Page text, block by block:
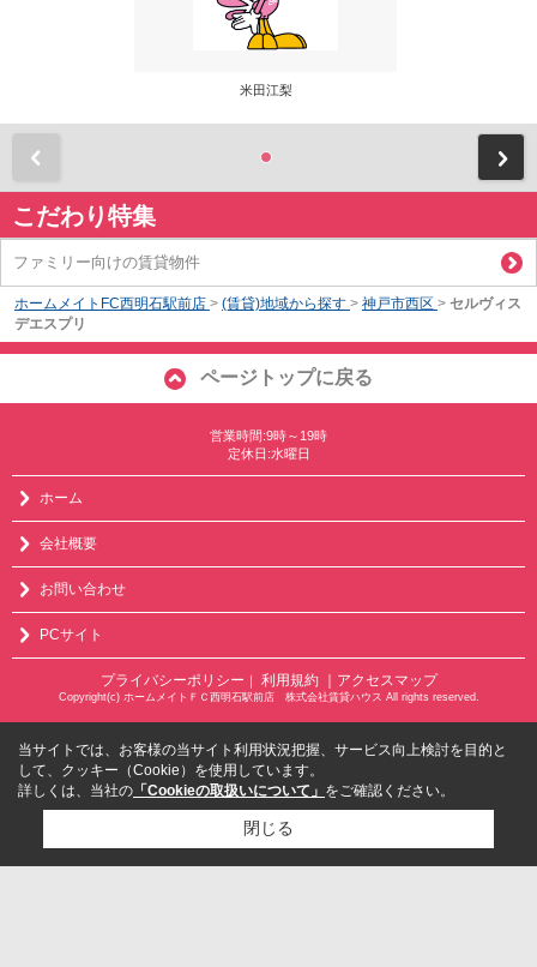
米田江梨
こだわり特集
ファミリー向けの賃貸物件
ホームメイトFC西明石駅前店 > (賃貸)地域から探す > 神戸市西区 > セルヴィス
デエスプリ
ページトップに戻る
営業時間:9時～19時
定休日:水曜日
ホーム
会社概要
お問い合わせ
PCサイト
プライバシーポリシー 利用規約 ｜アクセスマップ
Copyright(c) ホームメイトＦＣ西明石駅前店 株式会社賃貸ハウス All rights reserved.
当サイトでは、お客様の当サイト利用状況把握、サービス向上検討を目的と
して、クッキー（Cookie）を使用しています。
詳しくは、当社の 「Cookieの取扱いについて」 をご確認ください。
閉じる